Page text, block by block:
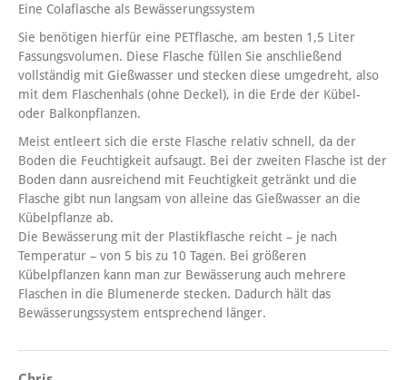
Eine Colaflasche als Bewässerungssystem
Sie benötigen hierfür eine PETflasche, am besten 1,5 Liter
Fassungsvolumen. Diese Flasche füllen Sie anschließend
vollständig mit Gießwasser und stecken diese umgedreht, also
mit dem Flaschenhals (ohne Deckel), in die Erde der Kübel-
oder Balkonpflanzen.
Meist entleert sich die erste Flasche relativ schnell, da der
Boden die Feuchtigkeit aufsaugt. Bei der zweiten Flasche ist der
Boden dann ausreichend mit Feuchtigkeit getränkt und die
Flasche gibt nun langsam von alleine das Gießwasser an die
Kübelpflanze ab.
Die Bewässerung mit der Plastikflasche reicht – je nach
Temperatur – von 5 bis zu 10 Tagen. Bei größeren
Kübelpflanzen kann man zur Bewässerung auch mehrere
Flaschen in die Blumenerde stecken. Dadurch hält das
Bewässerungssystem entsprechend länger.